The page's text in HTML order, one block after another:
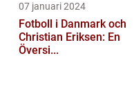
07 januari 2024
Fotboll i Danmark och
Christian Eriksen: En
Översi...